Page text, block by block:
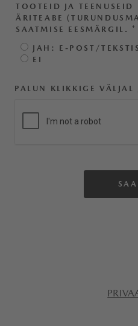
TOOTEID JA TEENUSEID
ÄRITEABE
SAATMISE EESMÄRGIL. *
JAH: E-POST/
EI
PALUN KLIKKIGE